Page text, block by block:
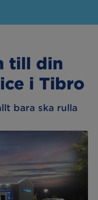
till din
i Tibro
bara ska rulla